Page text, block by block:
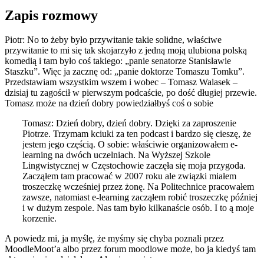
Zapis rozmowy
Piotr: No to żeby było przywitanie takie solidne, właściwe
przywitanie to mi się tak skojarzyło z jedną moją ulubiona polską
komedią i tam było coś takiego: „panie senatorze Stanisławie
Staszku”. Więc ja zacznę od: „panie doktorze Tomaszu Tomku”.
Przedstawiam wszystkim wszem i wobec – Tomasz Walasek –
dzisiaj tu zagościł w pierwszym podcaście, po dość długiej przewie.
Tomasz może na dzień dobry powiedziałbyś coś o sobie
Tomasz: Dzień dobry, dzień dobry. Dzięki za zaproszenie
Piotrze. Trzymam kciuki za ten podcast i bardzo się cieszę, że
jestem jego częścią. O sobie: właściwie organizowałem e-
learning na dwóch uczelniach. Na Wyższej Szkole
Lingwistycznej w Częstochowie zaczęła się moja przygoda.
Zacząłem tam pracować w 2007 roku ale związki miałem
troszeczkę wcześniej przez żonę. Na Politechnice pracowałem
zawsze, natomiast e-learning zacząłem robić troszeczkę później
i w dużym zespole. Nas tam było kilkanaście osób. I to ą moje
korzenie.
A powiedz mi, ja myślę, że myśmy się chyba poznali przez
MoodleMoot’a albo przez forum moodlowe może, bo ja kiedyś tam